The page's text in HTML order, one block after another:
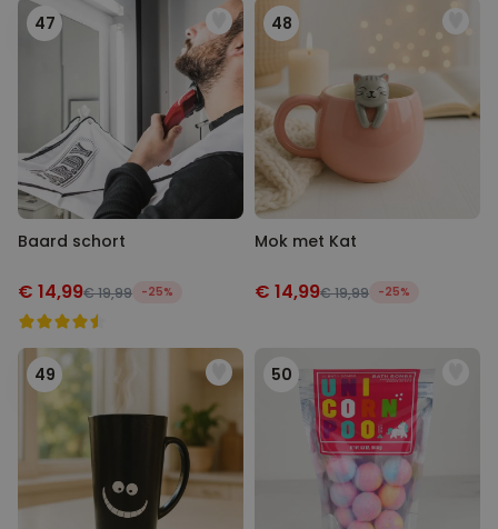
47
Baard schort
€ 14,99€ 19,99 -25%
48
Mok met Kat
€ 14,99€ 19,99 -25%
49 50